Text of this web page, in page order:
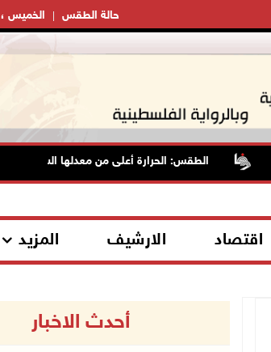
الخميس ، 06 آب ، 2026 حالة الطقس
الطقس: الحرارة أعلى من معدلها السنوي العام
اقتصاد الارشيف المزيد
أحدث الاخبار